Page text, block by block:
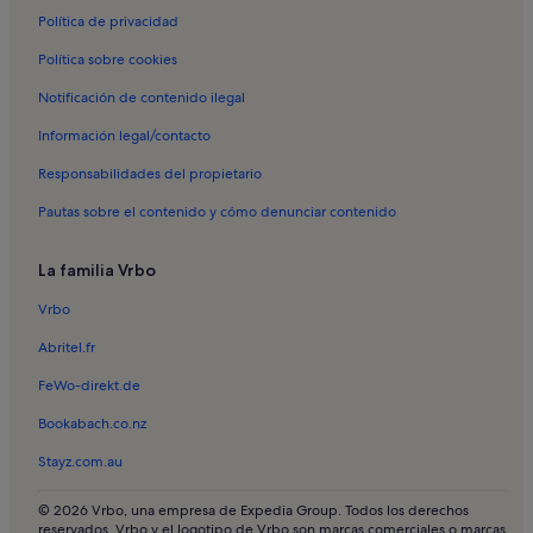
Alquileres vacacionales en Platja Llarga de Berà
Alquileres vacacionales en Calafell
Alquileres vacacionales en Comarruga
Alquileres vacacionales en Playa de Coma-ruga
Alquileres vacacionales en Sant Salvador
Alquileres vacacionales en Creixell
Alquileres vacacionales en Playa de Calafell
Apartamentos en Cunit
Apartamentos en El Vendrell
Apartamentos en Segur de Calafell
Apartamentos en Torredembarra
Apartamentos en Calafell
Apartamentos en Comarruga
Apartamentos en Playa de Coma-ruga
Política de privacidad
Política sobre cookies
Notificación de contenido ilegal
Información legal/contacto
Responsabilidades del propietario
Pautas sobre el contenido y cómo denunciar contenido
La familia Vrbo
Vrbo
Abritel.fr
FeWo-direkt.de
Bookabach.co.nz
Stayz.com.au
© 2026 Vrbo, una empresa de Expedia Group. Todos los derechos